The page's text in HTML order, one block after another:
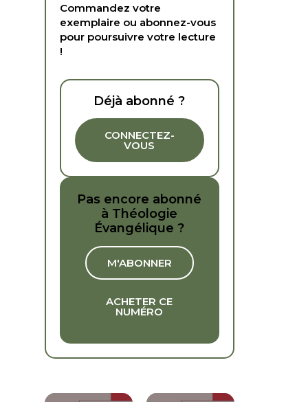
Commandez votre
exemplaire ou abonnez-vous
pour poursuivre votre lecture
!
Déjà abonné ?
CONNECTEZ-
VOUS
Pas encore abonné
à Théologie
Évangélique ?
M'ABONNER
ACHETER CE
NUMÉRO